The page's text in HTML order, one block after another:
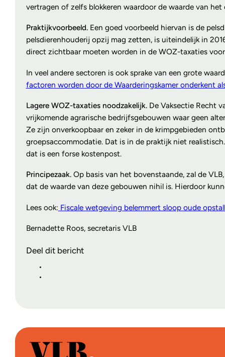
vertragen of zelfs blokkeren waardoor de waarde van
Praktijkvoorbeeld. Een goed voorbeeld hiervan is de
pelsdierenhouderij opzij mag zetten, is uiteindelijk in
direct zichtbaar moeten worden in de WOZ-taxaties
In veel andere sectoren is ook sprake van een grote
factoren worden door de Waarderingskamer onderkent
Lagere WOZ-taxaties noodzakelijk. De Vaksectie Recht
vrijkomende agrarische bedrijfsgebouwen waar geen
Ze zijn onverkoopbaar en zeker in de krimpgebieden
groepsaccommodatie. Dat is in de praktijk niet
dat is een forse kostenpost.
Principezaak. Op basis van het bovenstaande, zal de
dat de waarde van deze gebouwen nihil is. Hierdoor
Lees ook: Fiscale wetgeving belemmert sloop oude
Bernadette Roos, secretaris VLB
Deel dit bericht